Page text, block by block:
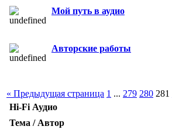
Мой путь в аудио
Авторские работы
« Предыдущая страница 1 ... 279 280 281
Hi-Fi Аудио
Тема / Автор